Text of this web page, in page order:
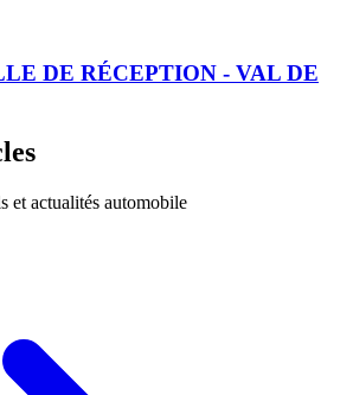
DE RÉCEPTION - VAL DE
et actualités automobile